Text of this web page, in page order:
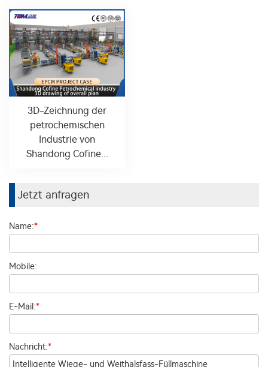
3D-Zeichnung der
petrochemischen
Industrie von
Shandong Cofine...
Jetzt anfragen
Name:*
Mobile:
E-Mail:*
Nachricht:*